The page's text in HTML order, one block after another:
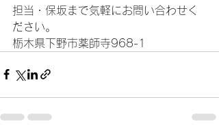
担当・保坂まで気軽にお問い合わせく
ださい。
栃木県下野市薬師寺968-1